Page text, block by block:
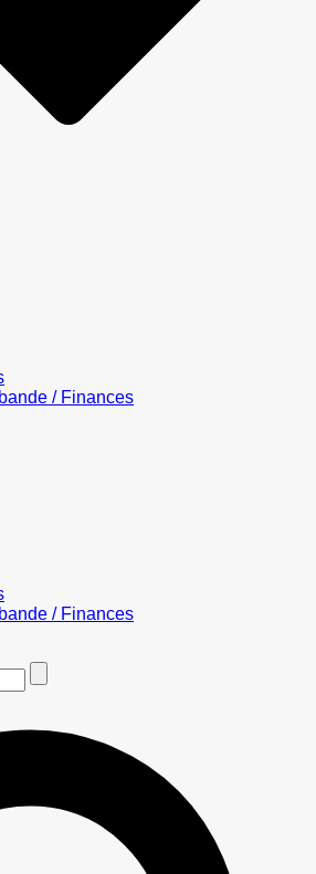
/ Finances
/ Finances